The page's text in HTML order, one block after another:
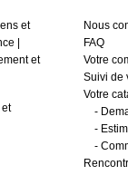
et
et
Nous
FAQ
Votre
Suivi de
Votre
-
-
-